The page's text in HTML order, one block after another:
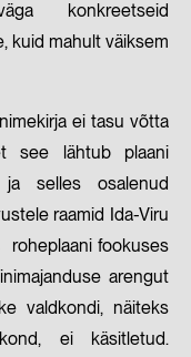
konkreetseid
kuid mahult väiksem
ei tasu võtta
see lähtub plaani
ja selles osalenud
raamid Ida-Viru
roheplaani fookuses
arengut
valdkondi, näiteks
ei käsitletud.